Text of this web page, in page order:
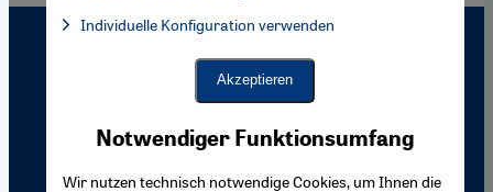
Notwendiger Funktionsumfang
Wir nutzen technisch notwendige Cookies, um Ihnen die
Facebook Embed / Facebook Connect, Google Maps Embed,
Facebook Embed / Facebook Connect
Google Maps Embed
Individuelle Konfiguration verwenden
Akzeptieren